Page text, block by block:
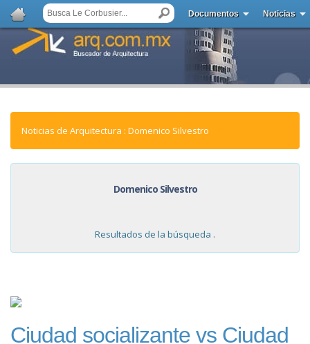
Documentos Noticias
Noticias de Arquitectura : Domenico Silvestro
Domenico Silvestro
Resultados de la búsqueda .
Ciudad socializante vs Ciudad